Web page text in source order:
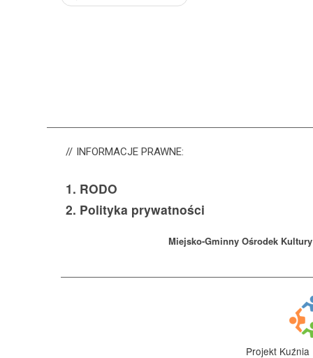
INFORMACJEPRAWNE:
1. RODO
2. Polityka prywatności
Miejsko-Gminny Ośrodek
Projekt